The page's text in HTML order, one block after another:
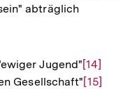
abträglich
Jugend"Zur
[14]
Gesellschaft"Zur
[15]